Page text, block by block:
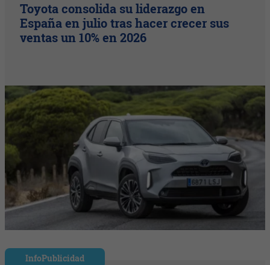
Toyota consolida su liderazgo en
España en julio tras hacer crecer sus
ventas un 10% en 2026
InfoPublicidad